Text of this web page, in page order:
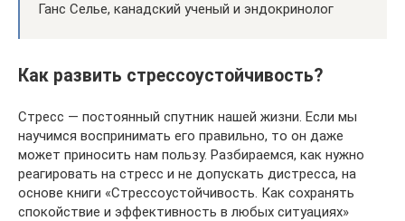
Ганс Селье, канадский ученый и эндокринолог
Как развить стрессоустойчивость?
Стресс — постоянный спутник нашей жизни. Если мы
научимся воспринимать его правильно, то он даже
может приносить нам пользу. Разбираемся, как нужно
реагировать на стресс и не допускать дистресса, на
основе книги «Стрессоустойчивость. Как сохранять
спокойствие и эффективность в любых ситуациях»